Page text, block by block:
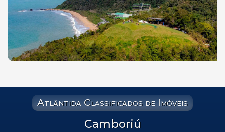
Atlântida Classificados de Imóveis
Camboriú